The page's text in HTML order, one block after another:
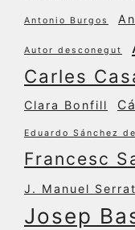
Antonio Burgos
Autor desconegut
Carles
Clara Bonfill
Eduardo Sánchez
Francesc
J. Manuel Serrat
Josep